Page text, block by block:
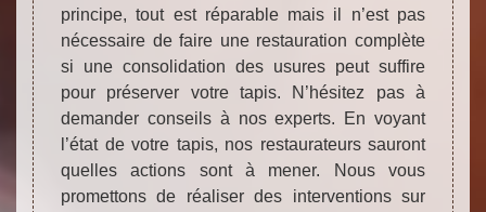
principe, tout est réparable mais il n’est pas
nécessaire de faire une restauration complète
si une consolidation des usures peut suffire
pour préserver votre tapis. N’hésitez pas à
demander conseils à nos experts. En voyant
l’état de votre tapis, nos restaurateurs sauront
quelles actions sont à mener. Nous vous
promettons de réaliser des interventions sur